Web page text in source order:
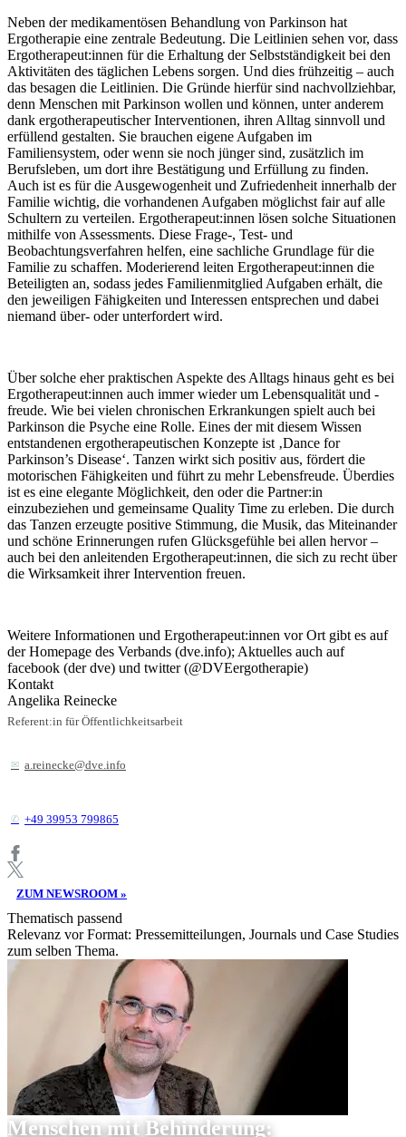
Neben der medikamentösen Behandlung von Parkinson hat
Ergotherapie eine zentrale Bedeutung. Die Leitlinien sehen vor, dass
Ergotherapeut:innen für die Erhaltung der Selbstständigkeit bei den
Aktivitäten des täglichen Lebens sorgen. Und dies frühzeitig – auch
das besagen die Leitlinien. Die Gründe hierfür sind nachvollziehbar,
denn Menschen mit Parkinson wollen und können, unter anderem
dank ergotherapeutischer Interventionen, ihren Alltag sinnvoll und
erfüllend gestalten. Sie brauchen eigene Aufgaben im
Familiensystem, oder wenn sie noch jünger sind, zusätzlich im
Berufsleben, um dort ihre Bestätigung und Erfüllung zu finden.
Auch ist es für die Ausgewogenheit und Zufriedenheit innerhalb der
Familie wichtig, die vorhandenen Aufgaben möglichst fair auf alle
Schultern zu verteilen. Ergotherapeut:innen lösen solche Situationen
mithilfe von Assessments. Diese Frage-, Test- und
Beobachtungsverfahren helfen, eine sachliche Grundlage für die
Familie zu schaffen. Moderierend leiten Ergotherapeut:innen die
Beteiligten an, sodass jedes Familienmitglied Aufgaben erhält, die
den jeweiligen Fähigkeiten und Interessen entsprechen und dabei
niemand über- oder unterfordert wird.
Über solche eher praktischen Aspekte des Alltags hinaus geht es bei
Ergotherapeut:innen auch immer wieder um Lebensqualität und -
freude. Wie bei vielen chronischen Erkrankungen spielt auch bei
Parkinson die Psyche eine Rolle. Eines der mit diesem Wissen
entstandenen ergotherapeutischen Konzepte ist ‚Dance for
Parkinson’s Disease‘. Tanzen wirkt sich positiv aus, fördert die
motorischen Fähigkeiten und führt zu mehr Lebensfreude. Überdies
ist es eine elegante Möglichkeit, den oder die Partner:in
einzubeziehen und gemeinsame Quality Time zu erleben. Die durch
das Tanzen erzeugte positive Stimmung, die Musik, das Miteinander
und schöne Erinnerungen rufen Glücksgefühle bei allen hervor –
auch bei den anleitenden Ergotherapeut:innen, die sich zu recht über
die Wirksamkeit ihrer Intervention freuen.
Weitere Informationen und Ergotherapeut:innen vor Ort gibt es auf
der Homepage des Verbands (dve.info); Aktuelles auch auf
facebook (der dve) und twitter (@DVEergotherapie)
Kontakt
Angelika Reinecke
Referent:in für Öffentlichkeitsarbeit
a.reinecke@dve.info
+49 39953 799865
ZUM NEWSROOM »
Thematisch passend
Relevanz vor Format: Pressemitteilungen, Journals und Case Studies
zum selben Thema.
Menschen mit Behinderung: